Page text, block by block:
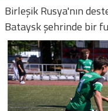
Birleşik Rusya'nın
Bataysk şehrinde bir